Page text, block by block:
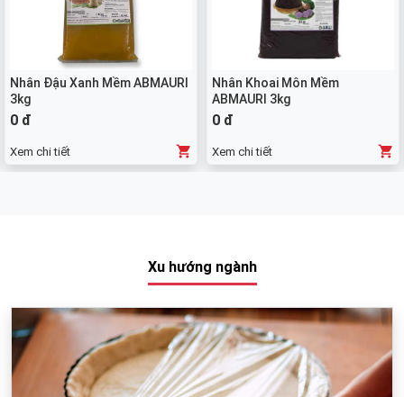
Nhân Đậu Xanh Mềm ABMAURI
3kg
0 đ
Xem chi tiết
Nhân Khoai Môn Mềm
ABMAURI 3kg
0 đ
Xem chi tiết
Xu hướng ngành